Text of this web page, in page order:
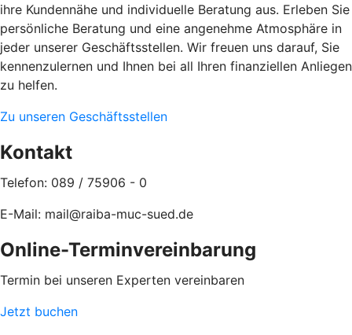
ihre Kundennähe und individuelle Beratung aus. Erleben Sie
persönliche Beratung und eine angenehme Atmosphäre in
jeder unserer Geschäftsstellen. Wir freuen uns darauf, Sie
kennenzulernen und Ihnen bei all Ihren finanziellen Anliegen
zu helfen.
Zu unseren Geschäftsstellen
Kontakt
Telefon: 089 / 75906 - 0
E-Mail: mail@raiba-muc-sued.de
Online-Terminvereinbarung
Termin bei unseren Experten vereinbaren
Jetzt buchen